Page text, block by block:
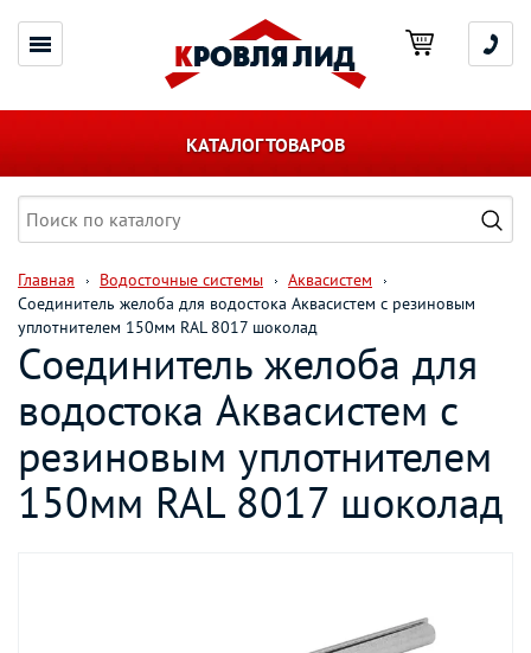
КАТАЛОГ ТОВАРОВ
Главная Водосточные системы
Аквасистем
Соединитель желоба для водостока Aквасистем с резиновым
уплотнителем 150мм RAL 8017 шоколад
Соединитель желоба для
водостока Aквасистем с
резиновым уплотнителем
150мм RAL 8017 шоколад